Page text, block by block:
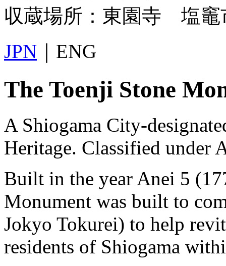
収蔵場所：東園寺 塩竈
JPN ｜ENG
The Toenji Stone
A Shiogama City-
Heritage. Classified under
Built in the year Anei 5
Monument was built to
Jokyo Tokurei) to help
residents of Shiogama